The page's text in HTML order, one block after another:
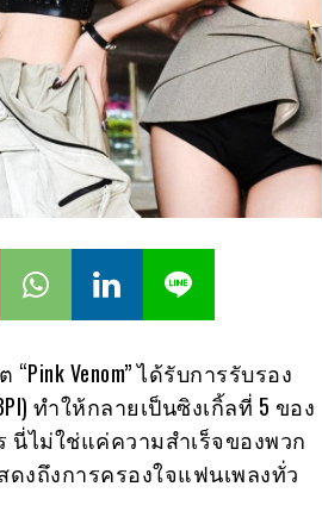
Venom” ได้รับการรับรอง
ทำให้กลายเป็นซิงเกิ้ลที่ 5 ของ
ไม่ใช่แค่ความสำเร็จของพวก
ดงถึงการครองใจแฟนเพลงทั่ว